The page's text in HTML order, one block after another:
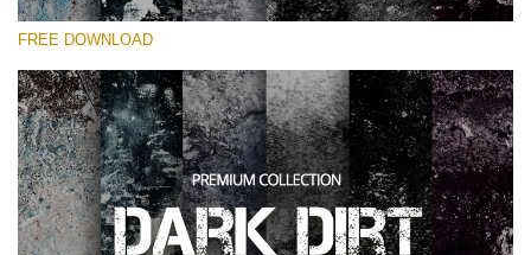
Please select
Small 800*533px
Dark Dirt
(30 Overlays)
Large 6000*4000px
FREE DOWNLOAD